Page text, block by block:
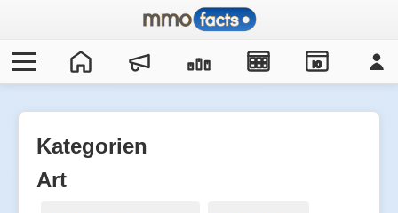
IO
Kategorien
Art